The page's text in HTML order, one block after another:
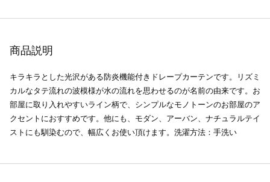
商品説明
キラキラとした光沢がある防炎機能付きドレープカーテンです。リズミ
カルなタテ流れの波模様が水の流れを思わせるのが名前の由来です。お
部屋に取り入れやすいライン柄で、シンプルなモノトーンのお部屋のア
クセントにおすすめです。他にも、モダン、アーバン、ナチュラルテイ
ストにも馴染むので、幅広くお使い頂けます。洗濯方法：手洗い